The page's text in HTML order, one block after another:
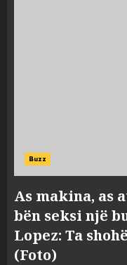
Buzz
As makina, as
bën seksi një
Lopez: Ta
(Foto)